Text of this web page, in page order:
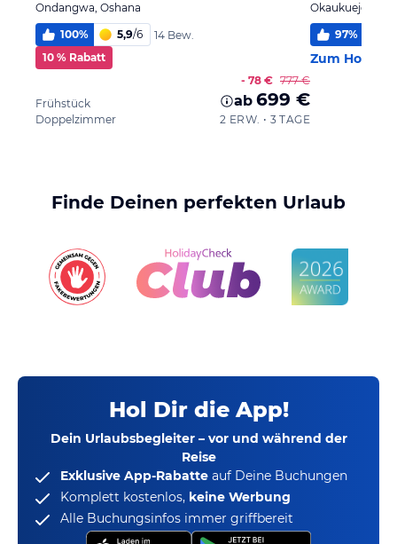
Ondangwa, Oshana
100% 5,9/6
14 Bew.
10 % Rabatt
Frühstück
Doppelzimmer
- 78 € 777 €
ab 699 €
2 ERW. • 3 TAGE
Okaukuejo,
97%
Zum Hotel
Finde Deinen perfekten Urlaub
Hol Dir die App!
Dein Urlaubsbegleiter – vor und während der
Reise
Exklusive App-Rabatte auf Deine Buchungen
Komplett kostenlos, keine Werbung
Alle Buchungsinfos immer griffbereit